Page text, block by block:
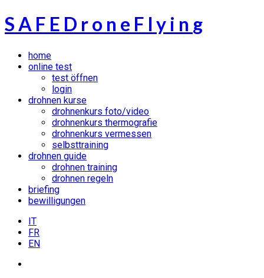
SA F E D ro n e F l y i n g
home
online test
test öffnen
login
drohnen kurse
drohnenkurs foto/video
drohnenkurs thermografie
drohnenkurs vermessen
selbsttraining
drohnen guide
drohnen training
drohnen regeln
briefing
bewilligungen
IT
FR
EN